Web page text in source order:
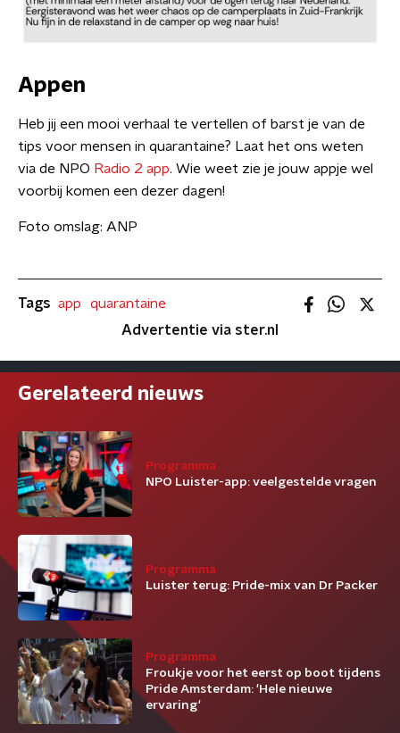
Appen
Heb jij een mooi verhaal te vertellen of barst je van de
tips voor mensen in quarantaine? Laat het ons weten
via de NPO Radio 2 app. Wie weet zie je jouw appje wel
voorbij komen een dezer dagen!
Foto omslag: ANP
Tags app
quarantaine
Advertentie via ster.nl
Gerelateerd nieuws
Programma
NPO Luister-app: veelgestelde vragen
Programma
Luister terug: Pride-mix van Dr Packer
Programma
Froukje voor het eerst op boot tijdens
Pride Amsterdam: 'Hele nieuwe
ervaring'